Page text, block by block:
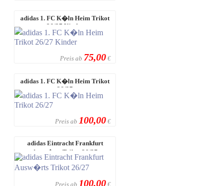
adidas 1. FC K�ln Heim Trikot
26/27 Kinder
Preis ab 75,00 €
adidas 1. FC K�ln Heim Trikot
26/27
Preis ab 100,00 €
adidas Eintracht Frankfurt
Ausw�rts Trikot 26/27
Preis ab 100,00 €